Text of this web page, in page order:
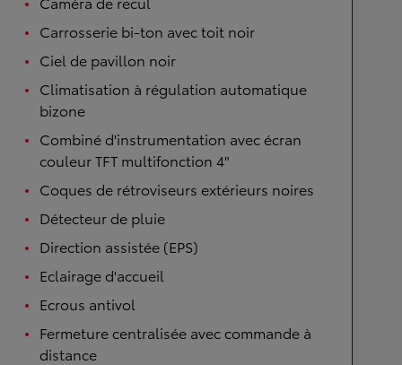
Carrosserie bi-ton avec toit noir
Ciel de pavillon noir
Climatisation à régulation automatique
bizone
Combiné d'instrumentation avec écran
couleur TFT multifonction 4"
Coques de rétroviseurs extérieurs noires
Détecteur de pluie
Direction assistée (EPS)
Eclairage d'accueil
Ecrous antivol
Fermeture centralisée avec commande à
distance